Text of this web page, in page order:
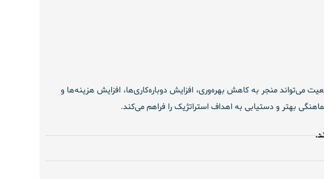
می‌تواند منجر به کاهش بهره‌وری، افزایش دوباره‌کاری‌ها، افزایش هزینه‌ها و
بهتر و دستیابی به اهداف استراتژیک را فراهم می‌کند.